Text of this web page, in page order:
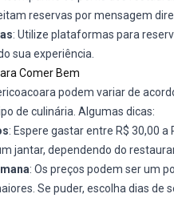
reservas por mensagem
: Utilize plataformas para
sua experiência.
Comer Bem
podem variar de
de culinária. Algumas dicas:
: Espere gastar entre R$ 30,00 a
jantar, dependendo do
: Os preços podem ser um
Se puder, escolha dias de